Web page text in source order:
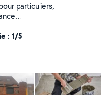
particuliers,
ratissage, crépi
façade*pose tous
sdb *rénovation neuf
toile de verre,*pose
: 1/5